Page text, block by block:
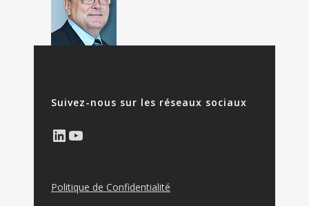
Suivez-nous sur les réseaux sociaux
LinkedIn
YouTube
Politique de Confidentialité